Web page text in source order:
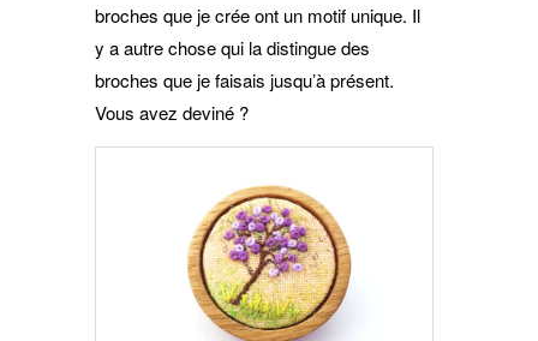
broches que je crée ont un motif unique. Il
y a autre chose qui la distingue des
broches que je faisais jusqu’à présent.
Vous avez deviné ?